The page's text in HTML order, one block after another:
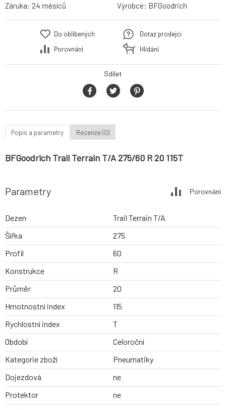
Záruka: 24 měsíců Výrobce: BFGoodrich
Do oblíbených
Porovnání
Dotaz prodejci
Hlídání
Sdílet
Popis a parametry Recenze (0)
BFGoodrich Trail Terrain T/A 275/60 R 20 115T
Parametry Porovnání
Dezen
Trail Terrain T/A
Šířka
275
Profil
60
Konstrukce
R
Průměr
20
Hmotnostní index
115
Rychlostní index
T
Období
Celoroční
Kategorie zboží
Pneumatiky
Dojezdová
ne
Protektor
ne